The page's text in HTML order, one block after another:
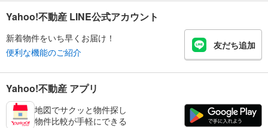
Yahoo!不動産 LINE公式アカウント
新着物件をいち早くお届け！
便利な機能のご紹介
友だち追加
Yahoo!不動産 アプリ
地図でサクッと物件探し
物件比較が手軽にできる